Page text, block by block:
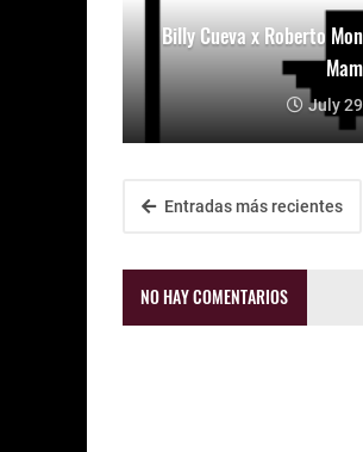
Billy Cueva x Roberto
July
Entradas más recientes
NO HAY COMENTARIOS